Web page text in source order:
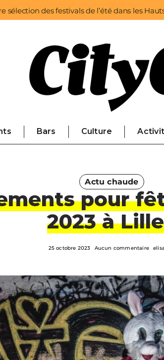
sélection des festivals de l’été dans les
Bars Culture
Actu chaude
pour
2023 à Lille
25 octobre 2023 Aucun commentaire